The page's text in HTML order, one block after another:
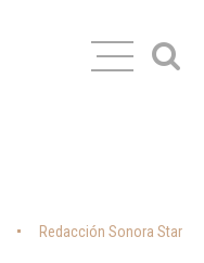
Redacción Sonora Star